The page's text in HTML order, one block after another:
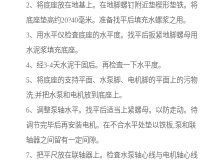
2、将底座放在地基上。在地脚螺钉附近垫楔形垫铁。将
底座垫高约20?40毫米。准备找平后填充水螺浆之用。
3、用水平仪检査底座的水平度。找平后扳紧地脚螺母用
水泥浆填充底座。
4、经3-4天水泥干固后。再检査一下水平度。
5、将底座的支持平面、水泵脚、电机脚的平面上的污物
洗;并把水泵和电机放到底座上。
6、调整泵轴水平。找平后适当上紧螺母。以防走动。待
调节完毕后再安装电机。在不合水平处垫以铁板,泵和联
轴器之间留有一定间隙。
7、把平尺放在联轴器上。检査水泵轴心线与电机轴心线